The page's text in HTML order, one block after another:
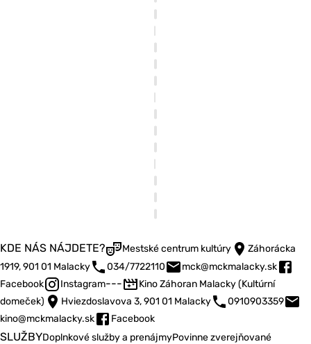
KDE NÁS NÁJDETE? Mestské centrum kultúry
Záhorácka
1919, 901 01 Malacky
034/7722110
mck@mckmalacky.sk
Facebook
Instagram---
Kino Záhoran Malacky (Kultúrní
domeček)
Hviezdoslavova 3, 901 01 Malacky
0910903359
kino@mckmalacky.sk
Facebook
SLUŽBYDoplnkové služby a prenájmyPovinne zverejňované